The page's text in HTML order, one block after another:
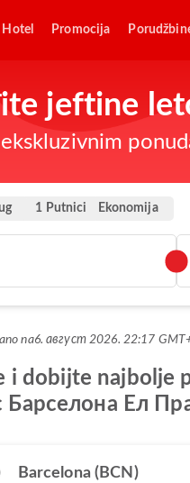
Hotel Promocija
jeftine
1 Putnici Ekonomija
na6. август 2026. 22:17
i dobijte
Барселона Ел
Barcelona (BCN)